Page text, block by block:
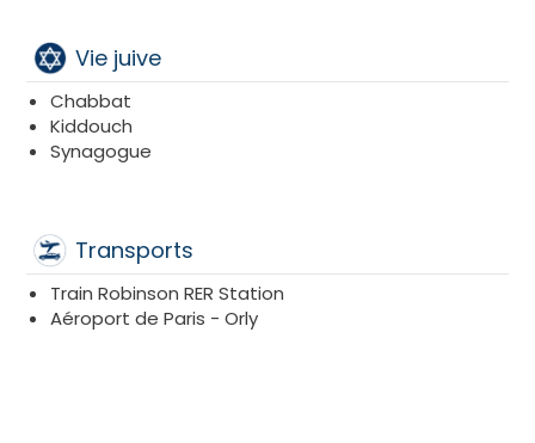
Vie juive
Chabbat
Kiddouch
Synagogue
Transports
Train Robinson RER Station
Aéroport de Paris - Orly